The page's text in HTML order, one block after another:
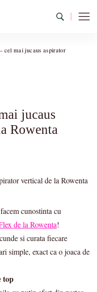
cel mai jucaus aspirator
jucaus
Rowenta
cunostinta cu
de la Rowenta!
si curata fiecare
simple, exact ca o joaca de
top